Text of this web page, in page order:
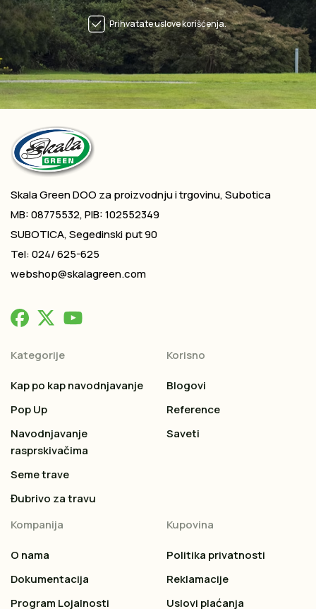
Prihvatate uslove korišćenja.
Skala Green DOO za proizvodnju i trgovinu, Subotica
MB: 08775532, PIB: 102552349
SUBOTICA, Segedinski put 90
Tel: 024/ 625-625
webshop@skalagreen.com
Kategorije
Kap po kap navodnjavanje
Pop Up
Navodnjavanje
rasprskivačima
Seme trave
Đubrivo za travu
Korisno
Blogovi
Reference
Saveti
Kompanija
O nama
Dokumentacija
Program Lojalnosti
Kupovina
Politika privatnosti
Reklamacije
Uslovi plaćanja